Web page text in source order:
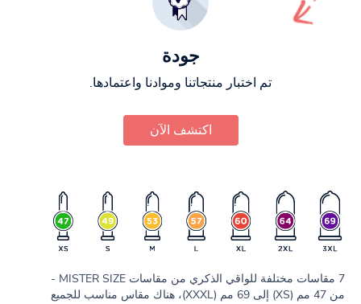
جودة
تم اختبار منتجاتنا وموادنا واعتمادها.
اكتشف الآن
7 مقاسات مختلفة للواقي الذكري من مقاسات MISTER SIZE -
من 47 مم (XS) إلى 69 مم (XXXL)، هناك مقاس مناسب للجميع